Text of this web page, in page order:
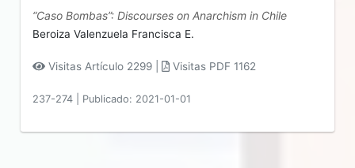
“Caso Bombas”: Discourses on Anarchism in Chile
Beroiza Valenzuela Francisca E.
Visitas Artículo 2299 | Visitas PDF 1162
237-274 Publicado: 2021-01-01